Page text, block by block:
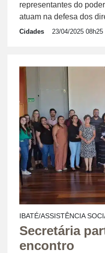
representantes do
atuam na defesa dos
Cidades 23/04/2025 08h25
IBATÉ/ASSISTÊNCIA
Secretária
encontro